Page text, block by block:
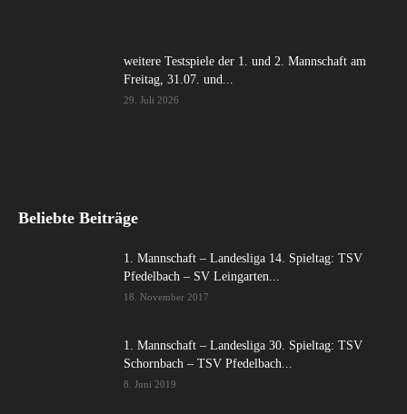
weitere Testspiele der 1. und 2. Mannschaft am
Freitag, 31.07. und...
29. Juli 2026
Beliebte Beiträge
1. Mannschaft – Landesliga 14. Spieltag: TSV
Pfedelbach – SV Leingarten...
18. November 2017
1. Mannschaft – Landesliga 30. Spieltag: TSV
Schornbach – TSV Pfedelbach...
8. Juni 2019